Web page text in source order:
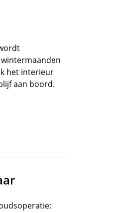
het interieur
aan boord.